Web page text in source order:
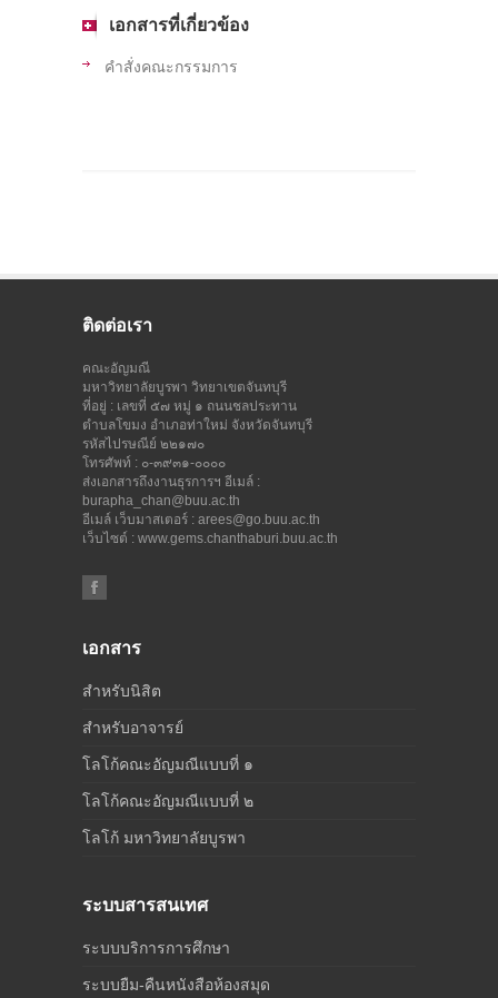
เอกสารที่เกี่ยวข้อง
คำสั่งคณะกรรมการ
ติดต่อเรา
คณะอัญมณี
มหาวิทยาลัยบูรพา วิทยาเขตจันทบุรี
ที่อยู่ : เลขที่ ๕๗ หมู่ ๑ ถนนชลประทาน
ตำบลโขมง อำเภอท่าใหม่ จังหวัดจันทบุรี
รหัสไปรษณีย์ ๒๒๑๗๐
โทรศัพท์ : ๐-๓๙๓๑-๐๐๐๐
ส่งเอกสารถึงงานธุรการฯ อีเมล์ :
burapha_chan@buu.ac.th
อีเมล์ เว็บมาสเตอร์ : arees@go.buu.ac.th
เว็บไซต์ : www.gems.chanthaburi.buu.ac.th
เอกสาร
สำหรับนิสิต
สำหรับอาจารย์
โลโก้คณะอัญมณีแบบที่ ๑
โลโก้คณะอัญมณีแบบที่ ๒
โลโก้ มหาวิทยาลัยบูรพา
ระบบสารสนเทศ
ระบบบริการการศึกษา
ระบบยืม-คืนหนังสือห้องสมุด